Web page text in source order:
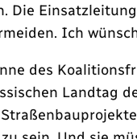
Die
Ich
des
Landtag